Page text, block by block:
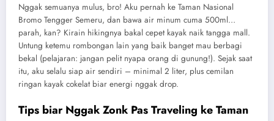
Nggak semuanya mulus, bro! Aku pernah ke Taman Nasional
Bromo Tengger Semeru, dan bawa air minum cuma 500ml…
parah, kan? Kirain hikingnya bakal cepet kayak naik tangga mall.
Untung ketemu rombongan lain yang baik banget mau berbagi
bekal (pelajaran: jangan pelit nyapa orang di gunung!). Sejak saat
itu, aku selalu siap air sendiri – minimal 2 liter, plus cemilan
ringan kayak cokelat biar energi nggak drop.
Tips biar Nggak Zonk Pas Traveling ke Taman